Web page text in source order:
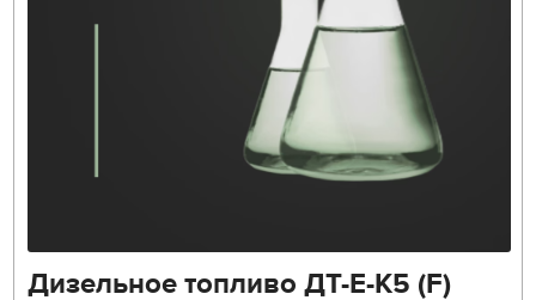
Дизельное топливо ДТ-Е-К5 (F)